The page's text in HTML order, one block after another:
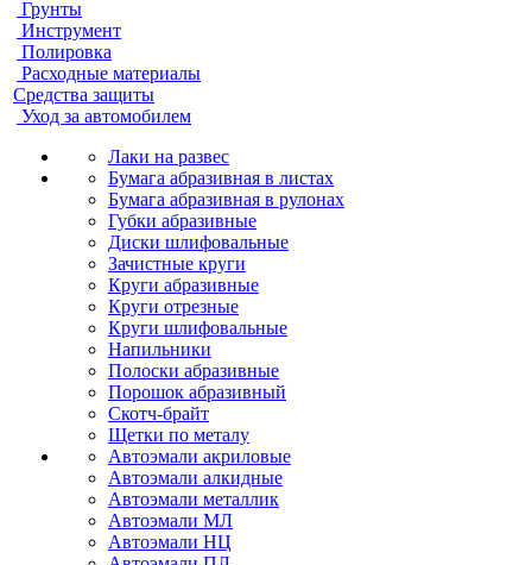
Грунты
Инструмент
Полировка
Расходные материалы
Средства защиты
Уход за автомобилем
Лаки на развес
Бумага абразивная в листах
Бумага абразивная в рулонах
Губки абразивные
Диски шлифовальные
Зачистные круги
Круги абразивные
Круги отрезные
Круги шлифовальные
Напильники
Полоски абразивные
Порошок абразивный
Скотч-брайт
Щетки по металу
Автоэмали акриловые
Автоэмали алкидные
Автоэмали металлик
Автоэмали МЛ
Автоэмали НЦ